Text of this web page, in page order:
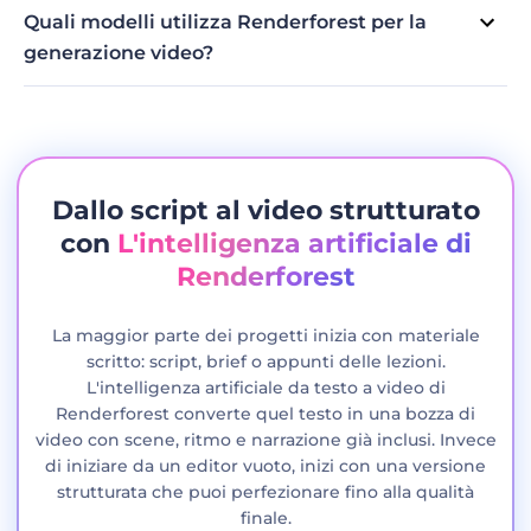
il SEO, espandere la tua portata sui social media. Offre un
modo dinamico per connettersi con il tuo pubblico ed è
così semplice grazie agli strumenti AI per testo e video
come Renderforest.
Quali modelli utilizza Renderforest per la
generazione video?
Renderforest ti consente di scegliere tra due modelli di
meglio al tono del tuo video.
Dallo script al video strutturato
con L'intelligenza artificiale di
Renderforest
La maggior parte dei progetti inizia con materiale
scritto: script, brief o appunti delle lezioni.
L'intelligenza artificiale da testo a video di
Renderforest converte quel testo in una bozza di
video con scene, ritmo e narrazione già inclusi. Invece
di iniziare da un editor vuoto, inizi con una versione
strutturata che puoi perfezionare fino alla qualità
finale.